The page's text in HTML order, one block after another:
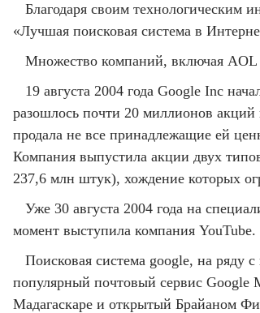
Благодаря своим технологическим
«Лучшая поисковая система в
Множество компаний, включая AOL
19 августа 2004 года Google Inc
разошлось почти 20 миллионов
продала не все принадлежащие ей
Компания выпустила акции двух
237,6 млн штук), хождение которых
Уже 30 августа 2004 года на
момент выступила компания YouTube.
Поисковая система google, на ряду
популярный почтовый сервис Google
Мадагаскаре и открытый Брайаном